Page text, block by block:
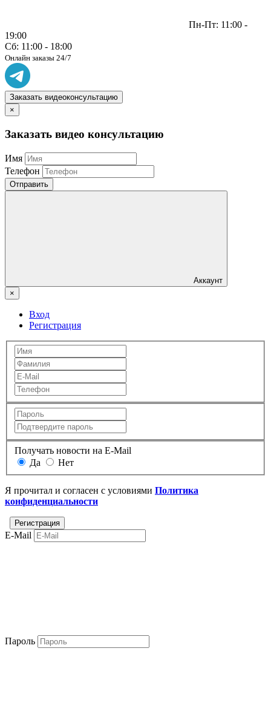
Пн-Пт: 11:00 -
19:00
Сб: 11:00 - 18:00
Онлайн заказы 24/7
Заказать видеоконсультацию
×
Заказать видео консультацию
Имя
Телефон
Отправить
Аккаунт
×
Вход
Регистрация
Получать новости на E-Mail
Да
Нет
Я прочитал и согласен с условиями Политика
конфиденциальности
E-Mail
Пароль